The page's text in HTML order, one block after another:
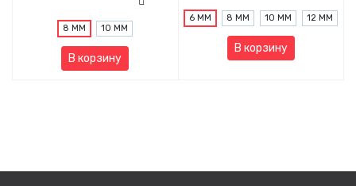
8 ММ 10 ММ
В корзину
6 ММ 8 ММ 10 ММ 12 ММ
В корзину